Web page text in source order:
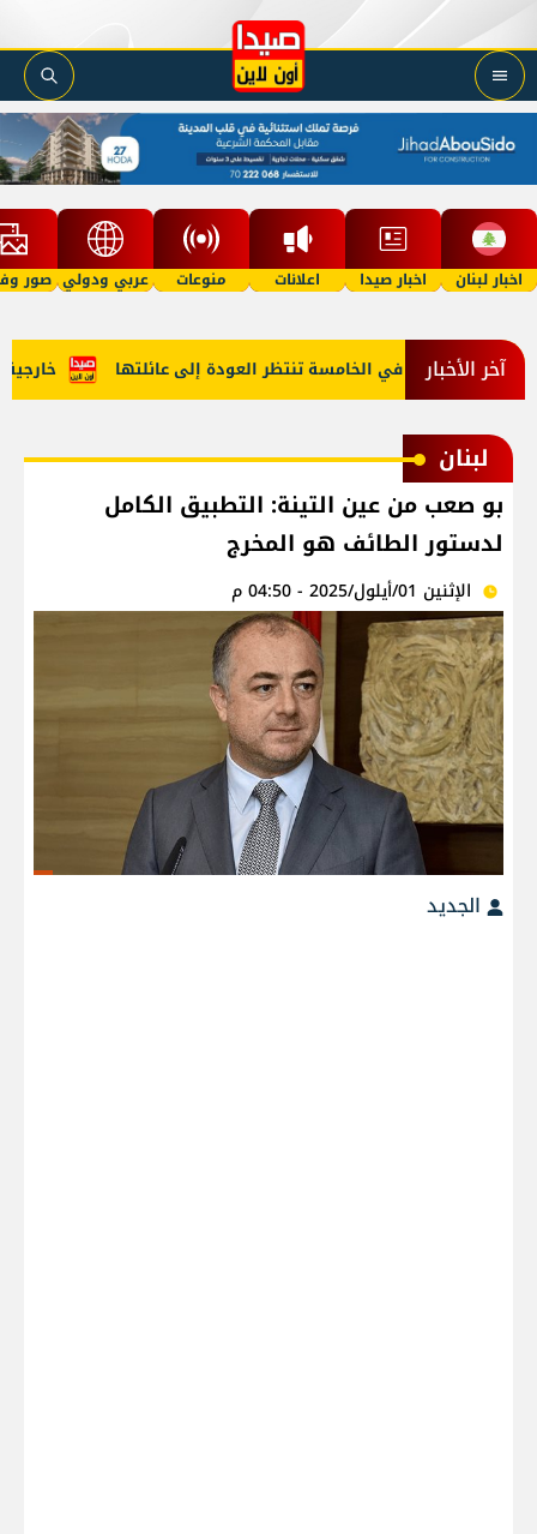
اخبار لبنان اخبار صيدا اعلانات منوعات عربي ودولي صور
آخر الأخبار خارجية طفلة في الخامسة تنتظر العودة إلى عائلتها
لبنان
بو صعب من عين التينة: التطبيق الكامل
لدستور الطائف هو المخرج
الإثنين 01/أيلول/2025 - 04:50 م
الجديد